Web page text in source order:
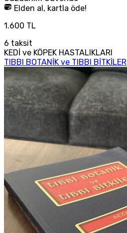
Elden al, kartla öde!
1.600 TL
6 taksit
KEDİ ve KÖPEK HASTALIKLARI
TIBBI BOTANİK ve TIBBI BİTKİLER